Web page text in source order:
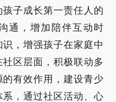
子成长第一责任人的
通，增加陪伴互动时
，增强孩子在家庭中
区层面，积极联动多
有效作用，建设青少
，通过社区活动、心